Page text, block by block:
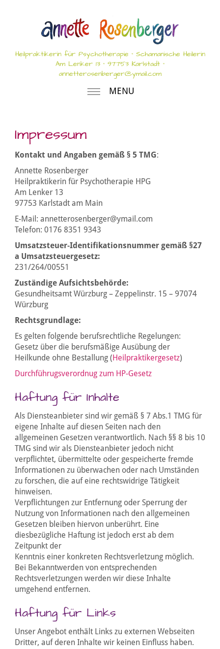
Heilpraktikerin für Psychotherapie ° Schamanische Heilerin
Am Lenker 13 ° 97753 Karlstadt °
annetterosenberger@ymail.com
MENU
Impressum
Kontakt und Angaben gemäß § 5 TMG:
Annette Rosenberger
Heilpraktikerin für Psychotherapie HPG
Am Lenker 13
97753 Karlstadt am Main
E-Mail: annetterosenberger@ymail.com
Telefon: 0176 8351 9343
Umsatzsteuer-Identifikationsnummer gemäß §27
a Umsatzsteuergesetz:
231/264/00551
Zuständige Aufsichtsbehörde:
Gesundheitsamt Würzburg – Zeppelinstr. 15 – 97074
Würzburg
Rechtsgrundlage:
Es gelten folgende berufsrechtliche Regelungen:
Gesetz über die berufsmäßige Ausübung der
Heilkunde ohne Bestallung (Heilpraktikergesetz)
Durchführugsverordnug zum HP-Gesetz
Haftung für Inhalte
Als Diensteanbieter sind wir gemäß § 7 Abs.1 TMG für
eigene Inhalte auf diesen Seiten nach den
allgemeinen Gesetzen verantwortlich. Nach §§ 8 bis 10
TMG sind wir als Diensteanbieter jedoch nicht
verpflichtet, übermittelte oder gespeicherte fremde
Informationen zu überwachen oder nach Umständen
zu forschen, die auf eine rechtswidrige Tätigkeit
hinweisen.
Verpflichtungen zur Entfernung oder Sperrung der
Nutzung von Informationen nach den allgemeinen
Gesetzen bleiben hiervon unberührt. Eine
diesbezügliche Haftung ist jedoch erst ab dem
Zeitpunkt der
Kenntnis einer konkreten Rechtsverletzung möglich.
Bei Bekanntwerden von entsprechenden
Rechtsverletzungen werden wir diese Inhalte
umgehend entfernen.
Haftung für Links
Unser Angebot enthält Links zu externen Webseiten
Dritter, auf deren Inhalte wir keinen Einfluss haben.